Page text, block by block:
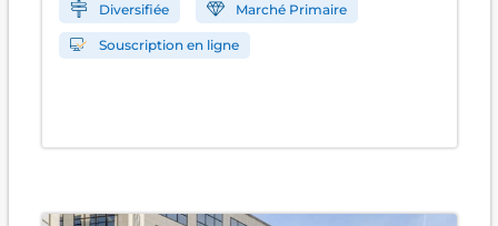
Diversifiée Marché Primaire
Souscription en ligne